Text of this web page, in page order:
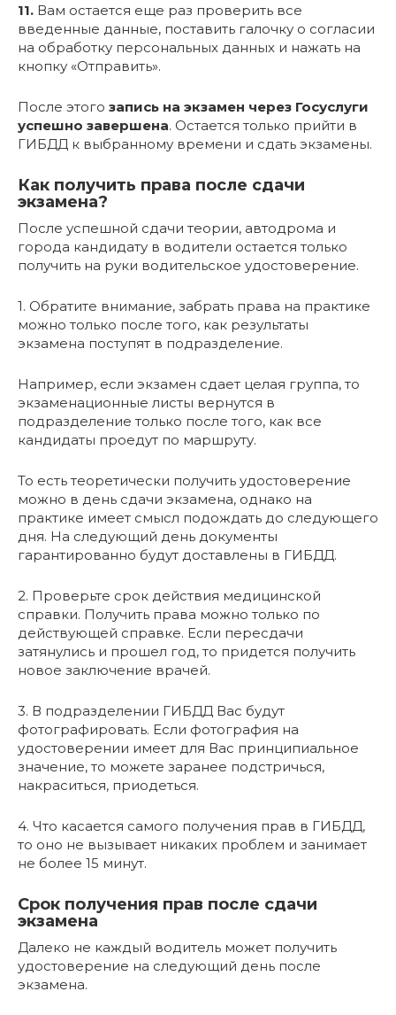
11. Вам остается еще раз проверить все
введенные данные, поставить галочку о согласии
на обработку персональных данных и нажать на
кнопку «Отправить».
После этого запись на экзамен через Госуслуги
успешно завершена. Остается только прийти в
ГИБДД к выбранному времени и сдать экзамены.
Как получить права после сдачи
экзамена?
После успешной сдачи теории, автодрома и
города кандидату в водители остается только
получить на руки водительское удостоверение.
1. Обратите внимание, забрать права на практике
можно только после того, как результаты
экзамена поступят в подразделение.
Например, если экзамен сдает целая группа, то
экзаменационные листы вернутся в
подразделение только после того, как все
кандидаты проедут по маршруту.
То есть теоретически получить удостоверение
можно в день сдачи экзамена, однако на
практике имеет смысл подождать до следующего
дня. На следующий день документы
гарантированно будут доставлены в ГИБДД.
2. Проверьте срок действия медицинской
справки. Получить права можно только по
действующей справке. Если пересдачи
затянулись и прошел год, то придется получить
новое заключение врачей.
3. В подразделении ГИБДД Вас будут
фотографировать. Если фотография на
удостоверении имеет для Вас принципиальное
значение, то можете заранее подстричься,
накраситься, приодеться.
4. Что касается самого получения прав в ГИБДД,
то оно не вызывает никаких проблем и занимает
не более 15 минут.
Срок получения прав после сдачи
экзамена
Далеко не каждый водитель может получить
удостоверение на следующий день после
экзамена.